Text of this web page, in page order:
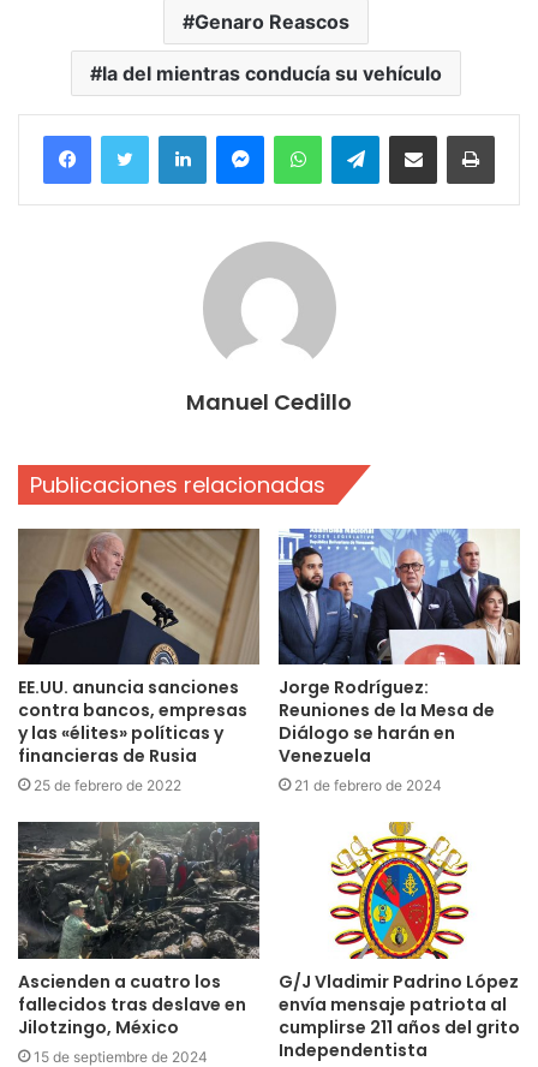
Genaro Reascos
la del mientras conducía su vehículo
FacebookTwitter LinkedInMessengerWhatsAppTelegramCompartir por correo electrónico
Manuel Cedillo
Publicaciones relacionadas
EE.UU. anuncia sanciones
contra bancos, empresas
y las «élites» políticas y
financieras de Rusia
25 de febrero de 2022
Jorge Rodríguez:
Reuniones de la Mesa de
Diálogo se harán en
Venezuela
21 de febrero de 2024
Ascienden a cuatro los
fallecidos tras deslave en
Jilotzingo, México
15 de septiembre de 2024
G/J Vladimir Padrino López
envía mensaje patriota al
cumplirse 211 años del grito
Independentista